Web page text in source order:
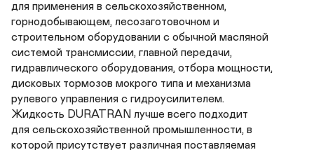
для применения в сельскохозяйственном,
горнодобывающем, лесозаготовочном и
строительном оборудовании с обычной масляной
системой трансмиссии, главной передачи,
гидравлического оборудования, отбора мощности,
дисковых тормозов мокрого типа и механизма
рулевого управления с гидроусилителем.
Жидкость DURATRAN лучше всего подходит
для сельскохозяйственной промышленности, в
которой присутствует различная поставляемая